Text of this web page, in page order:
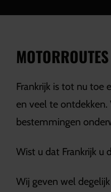
Frankrijk is tot nu toe
en veel te
bestemmingen
Wist u dat Frankrijk u
Wij geven wel